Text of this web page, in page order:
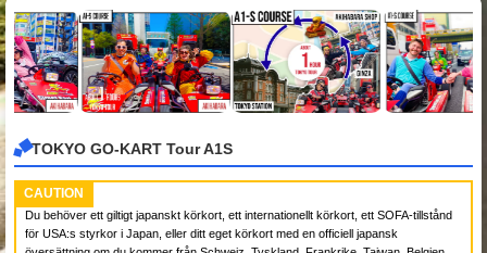
TOKYO GO-KART Tour A1S
CAUTION
Du behöver ett giltigt japanskt körkort, ett internationellt körkort, ett SOFA-tillstånd
för USA:s styrkor i Japan, eller ditt eget körkort med en officiell japansk